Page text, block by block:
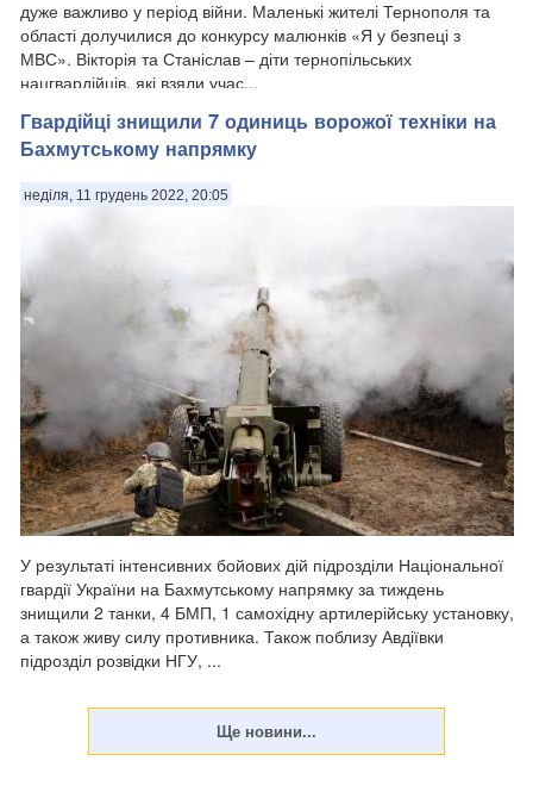
дуже важливо у період війни. Маленькі жителі Тернополя та
області долучилися до конкурсу малюнків «Я у безпеці з
МВС». Вікторія та Станіслав – діти тернопільських
нацгвардійців, які взяли учас...
Гвардійці знищили 7 одиниць ворожої техніки на
Бахмутському напрямку
неділя, 11 грудень 2022, 20:05
​У результаті інтенсивних бойових дій підрозділи Національної
гвардії України на Бахмутському напрямку за тиждень
знищили 2 танки, 4 БМП, 1 самохідну артилерійську установку,
а також живу силу противника. Також поблизу Авдіївки
підрозділ розвідки НГУ, ...